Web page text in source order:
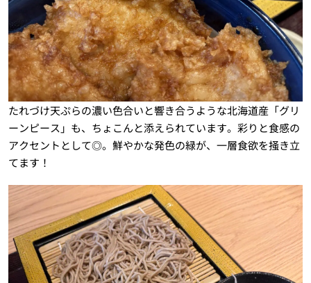
たれづけ天ぷらの濃い色合いと響き合うような北海道産「グリ
ーンピース」も、ちょこんと添えられています。彩りと食感の
アクセントとして◎。鮮やかな発色の緑が、一層食欲を掻き立
てます！